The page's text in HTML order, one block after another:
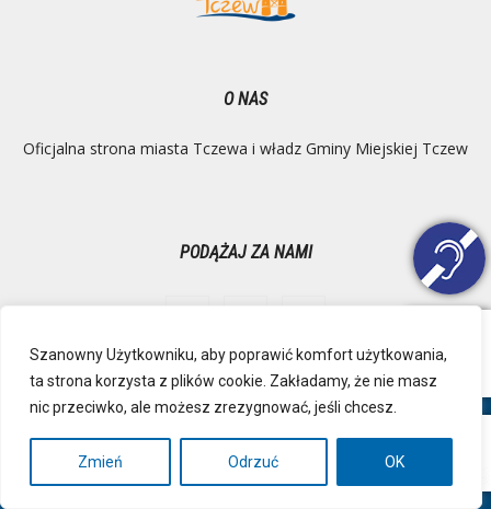
Szanowny Użytkowniku, aby poprawić komfort użytkowania,
ta strona korzysta z plików cookie. Zakładamy, że nie masz
nic przeciwko, ale możesz zrezygnować, jeśli chcesz.
Zmień Odrzuć OK
O NAS
Oficjalna strona miasta Tczewa i władz Gminy Miejskiej Tczew
PODĄŻAJ ZA NAMI
Ochrona danych osobowych
Inspektor Danych Osobowych
Polityka Prywatności
Deklaracja dostępności
RSS
Kontakt
© Urząd Miejski, Plac Marszałka Józefa Piłsudskiego 1